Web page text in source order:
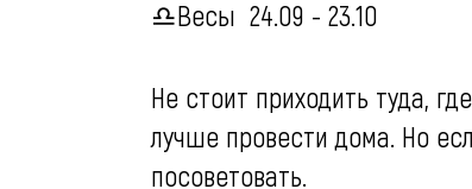
♎️Весы 24.09 - 23.10
Не стоит приходить туда,
лучше провести дома. Но
посоветовать.